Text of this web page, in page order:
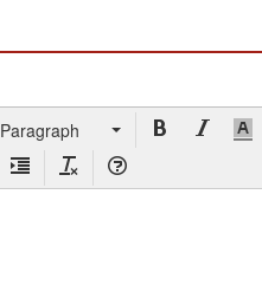
Paragraph